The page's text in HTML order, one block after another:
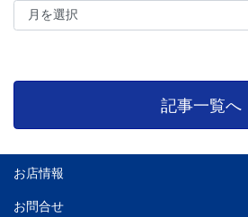
記事一覧へ
お店情報
お問合せ